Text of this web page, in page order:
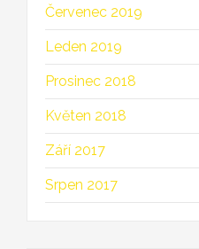
Červenec 2019
Leden 2019
Prosinec 2018
Květen 2018
Září 2017
Srpen 2017